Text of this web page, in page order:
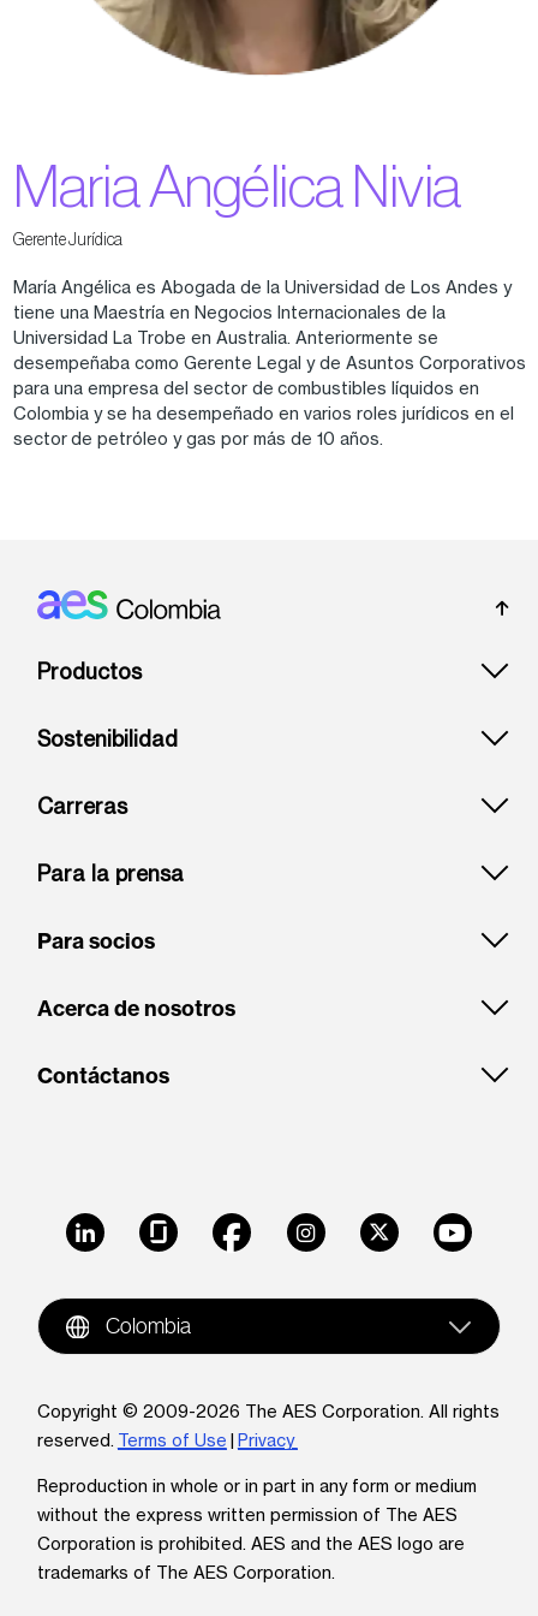
Maria Angélica Nivia
Gerente Jurídica
María Angélica es Abogada de la Universidad de Los Andes y
tiene una Maestría en Negocios Internacionales de la
Universidad La Trobe en Australia. Anteriormente se
desempeñaba como Gerente Legal y de Asuntos Corporativos
para una empresa del sector de combustibles líquidos en
Colombia y se ha desempeñado en varios roles jurídicos en el
sector de petróleo y gas por más de 10 años.
Footer: Colombia
Productos
Sostenibilidad
Carreras
Para la prensa
Para socios
Acerca de nosotros
Contáctanos
LinkedIn GlassdoorFacebookInstagramX Youtube
Colombia
Copyright © 2009-2026 The AES Corporation. All rights
reserved. Terms of Use | Privacy
Reproduction in whole or in part in any form or medium
without the express written permission of The AES
Corporation is prohibited. AES and the AES logo are
trademarks of The AES Corporation.